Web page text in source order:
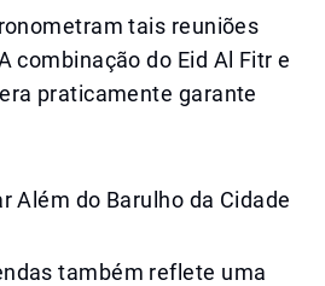
tais reuniões
combinação do Eid Al Fitr e
praticamente garante
Além do Barulho da Cidade
também reflete uma